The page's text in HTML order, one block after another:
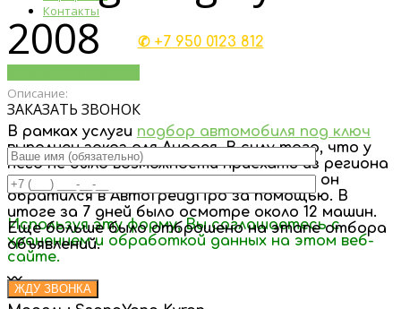
Контакты
✆ +7 950 0123 812
ЗАКАЗАТЬ ЗВОНОК
Используя эту форму, Вы соглашаетесь с
хранением и обработкой данных на этом веб-
сайте.
2008
Описание:
В рамках услуги подбор автомобиля под ключ
выполнен заказ для Андрея. В силу того, что у
него не было возможности приехать из региона
и самостоятельно проверять машины, он
обратился в АвтоТрейдПро за помощью. В
итоге за 7 дней было осмотре около 12 машин.
Еще больше было отброшено на этапе отбора
объявлений.
〰